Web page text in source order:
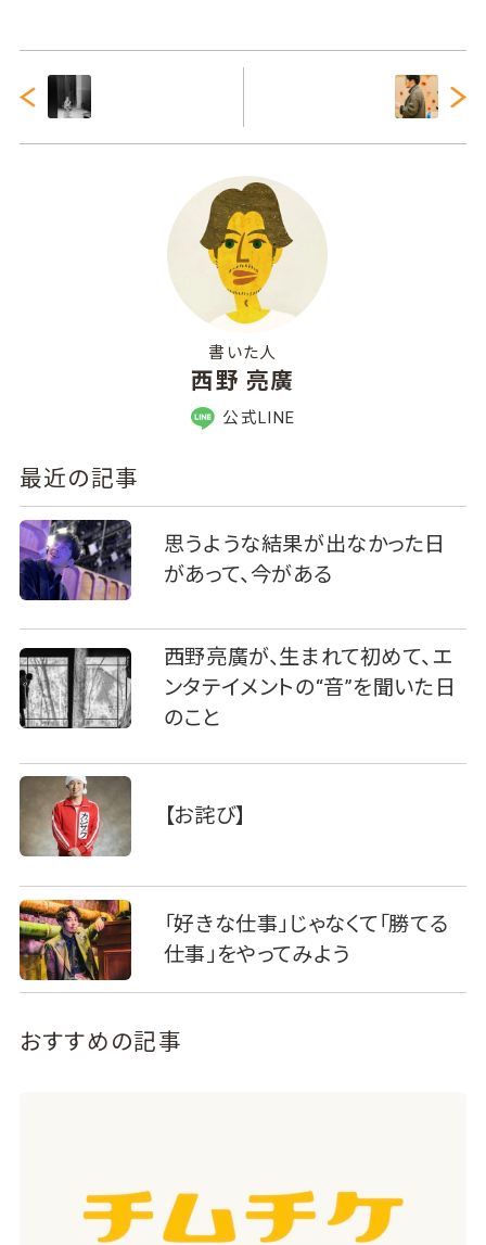
書いた人
西野 亮廣
公式LINE
最近の記事
思うような結果が出なかった日
があって、今がある
西野亮廣が、生まれて初めて、エ
ンタテイメントの“音”を聞いた日
のこと
【お詫び】
「好きな仕事」じゃなくて「勝てる
仕事」をやってみよう
おすすめの記事